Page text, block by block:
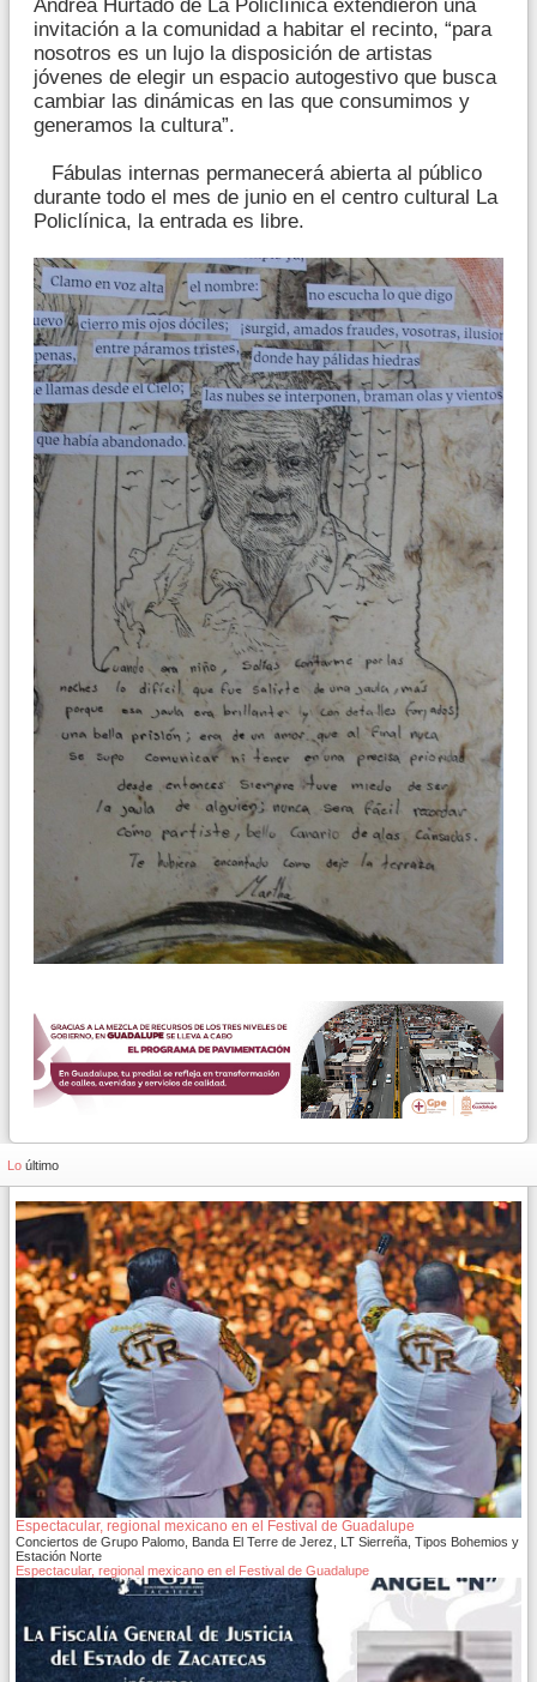
Andrea Hurtado de La Policlínica extendieron una
invitación a la comunidad a habitar el recinto, “para
nosotros es un lujo la disposición de artistas
jóvenes de elegir un espacio autogestivo que busca
cambiar las dinámicas en las que consumimos y
generamos la cultura”.
Fábulas internas permanecerá abierta al público
durante todo el mes de junio en el centro cultural La
Policlínica, la entrada es libre.
Lo último
Espectacular, regional mexicano en el Festival de Guadalupe
Conciertos de Grupo Palomo, Banda El Terre de Jerez, LT Sierreña, Tipos Bohemios y
Estación Norte
Espectacular, regional mexicano en el Festival de Guadalupe